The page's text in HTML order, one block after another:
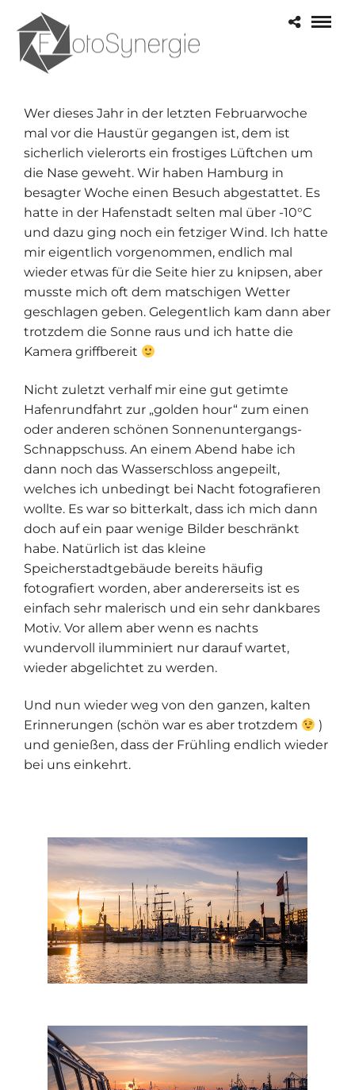
Wer dieses Jahr in der letzten Februarwoche
mal vor die Haustür gegangen ist, dem ist
sicherlich vielerorts ein frostiges Lüftchen um
die Nase geweht. Wir haben Hamburg in
besagter Woche einen Besuch abgestattet. Es
hatte in der Hafenstadt selten mal über -10°C
und dazu ging noch ein fetziger Wind. Ich hatte
mir eigentlich vorgenommen, endlich mal
wieder etwas für die Seite hier zu knipsen, aber
musste mich oft dem matschigen Wetter
geschlagen geben. Gelegentlich kam dann aber
trotzdem die Sonne raus und ich hatte die
Kamera griffbereit
Nicht zuletzt verhalf mir eine gut getimte
Hafenrundfahrt zur „golden hour“ zum einen
oder anderen schönen Sonnenuntergangs-
Schnappschuss. An einem Abend habe ich
dann noch das Wasserschloss angepeilt,
welches ich unbedingt bei Nacht fotografieren
wollte. Es war so bitterkalt, dass ich mich dann
doch auf ein paar wenige Bilder beschränkt
habe. Natürlich ist das kleine
Speicherstadtgebäude bereits häufig
fotografiert worden, aber andererseits ist es
einfach sehr malerisch und ein sehr dankbares
Motiv. Vor allem aber wenn es nachts
wundervoll ilumminiert nur darauf wartet,
wieder abgelichtet zu werden.
Und nun wieder weg von den ganzen, kalten
Erinnerungen (schön war es aber trotzdem
)
und genießen, dass der Frühling endlich wieder
bei uns einkehrt.